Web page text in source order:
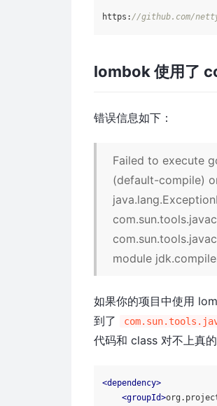
https: //github.com/
lombok 使用了
错误信息如下：
Failed to execute
(default-compile)
module
如果你的项目中使用
到了
代码和 class 对不上真的
<dependency>
<groupId>